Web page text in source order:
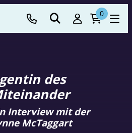
0
des
Interview mit der
McTaggart